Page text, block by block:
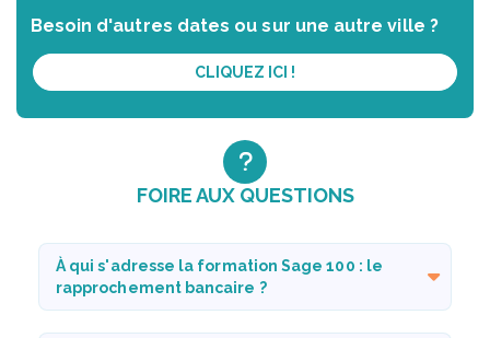
Besoin d'autres dates ou sur une autre ville ?
CLIQUEZ ICI !
FOIRE AUX QUESTIONS
À qui s'adresse la formation Sage 100 : le
rapprochement bancaire ?